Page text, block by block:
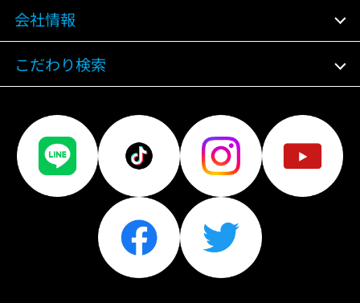
会社情報
こだわり検索